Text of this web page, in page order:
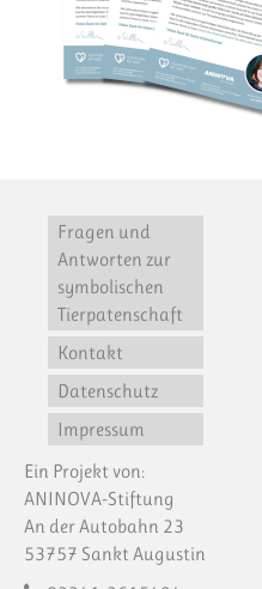
Fragen und
Antworten zur
symbolischen
Tierpatenschaft
Kontakt
Datenschutz
Impressum
Ein Projekt von:
ANINOVA-Stiftung
An der Autobahn 23
53757 Sankt Augustin